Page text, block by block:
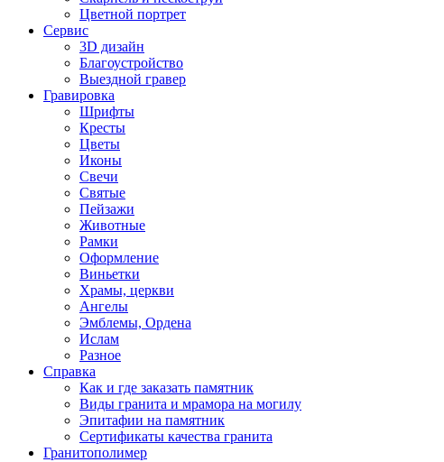
Цветной портрет
Сервис
3D дизайн
Благоустройство
Выездной гравер
Гравировка
Шрифты
Кресты
Цветы
Иконы
Свечи
Святые
Пейзажи
Животные
Рамки
Оформление
Виньетки
Храмы, церкви
Ангелы
Эмблемы, Ордена
Ислам
Разное
Справка
Как и где заказать памятник
Виды гранита и мрамора на могилу
Эпитафии на памятник
Сертификаты качества гранита
Гранитополимер